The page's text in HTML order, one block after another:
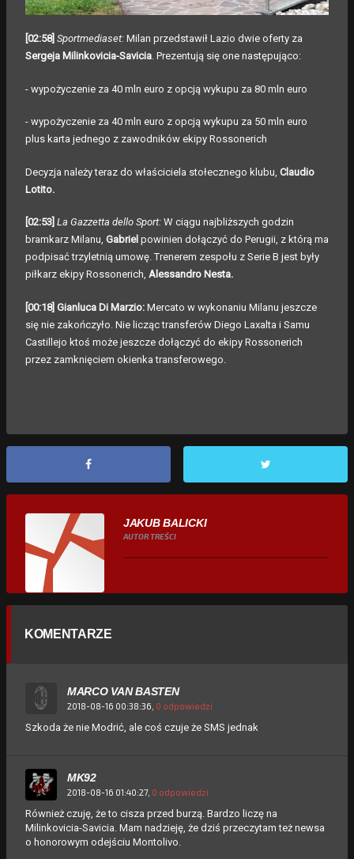
[02:58] Sportmediaset: Milan przedstawił Lazio dwie oferty za
Sergeja Milinkovicia-Savicia. Prezentują się one następująco:
- wypożyczenie za 40 mln euro z opcją wykupu za 80 mln euro
- wypożyczenie za 40 mln euro z opcją wykupu za 50 mln euro
plus karta jednego z zawodników ekipy Rossonerich
Decyzja należy teraz do właściciela stołecznego klubu, Claudio
Lotito.
[02:53] La Gazzetta dello Sport: W ciągu najbliższych godzin
bramkarz Milanu, Gabriel powinien dołączyć do Perugii, z którą ma
podpisać trzyletnią umowę. Trenerem zespołu z Serie B jest były
piłkarz ekipy Rossonerich, Alessandro Nesta.
[00:18] Gianluca Di Marzio: Mercato w wykonaniu Milanu jeszcze
się nie zakończyło. Nie licząc transferów Diego Laxalta i Samu
Castillejo ktoś może jeszcze dołączyć do ekipy Rossonerich
przez zamknięciem okienka transferowego.
JAKUB BALICKI
AUTOR TREŚCI
KOMENTARZE
MARCO VAN BASTEN
2018-08-16 00:38:36, 0 odpowiedzi
Szkoda że nie Modrić, ale coś czuje że SMS jednak
MK92
2018-08-16 01:40:27, 0 odpowiedzi
Również czuję, że to cisza przed burzą. Bardzo liczę na
Milinkovicia-Savicia. Mam nadzieję, że dziś przeczytam też newsa
o honorowym odejściu Montolivo.